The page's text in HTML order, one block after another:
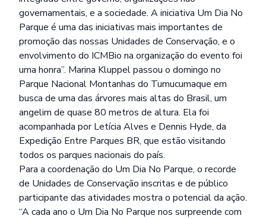
governamentais, e a sociedade. A iniciativa Um Dia No
Parque é uma das iniciativas mais importantes de
promoção das nossas Unidades de Conservação, e o
envolvimento do ICMBio na organização do evento foi
uma honra”. Marina Kluppel passou o domingo no
Parque Nacional Montanhas do Tumucumaque em
busca de uma das árvores mais altas do Brasil, um
angelim de quase 80 metros de altura. Ela foi
acompanhada por Letícia Alves e Dennis Hyde, da
Expedição Entre Parques BR, que estão visitando
todos os parques nacionais do país.
Para a coordenação do Um Dia No Parque, o recorde
de Unidades de Conservação inscritas e de público
participante das atividades mostra o potencial da ação.
“A cada ano o Um Dia No Parque nos surpreende com